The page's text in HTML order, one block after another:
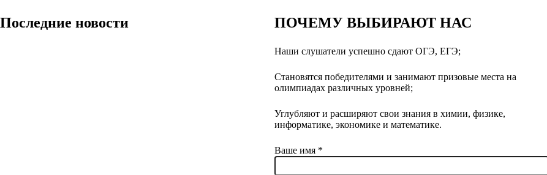
Последние новости ПОЧЕМУ ВЫБИРАЮТ НАС
Наши слушатели успешно сдают ОГЭ, ЕГЭ;
Становятся победителями и занимают призовые места на
олимпиадах различных уровней;
Углубляют и расширяют свои знания в химии, физике,
информатике, экономике и математике.
Ваше имя *